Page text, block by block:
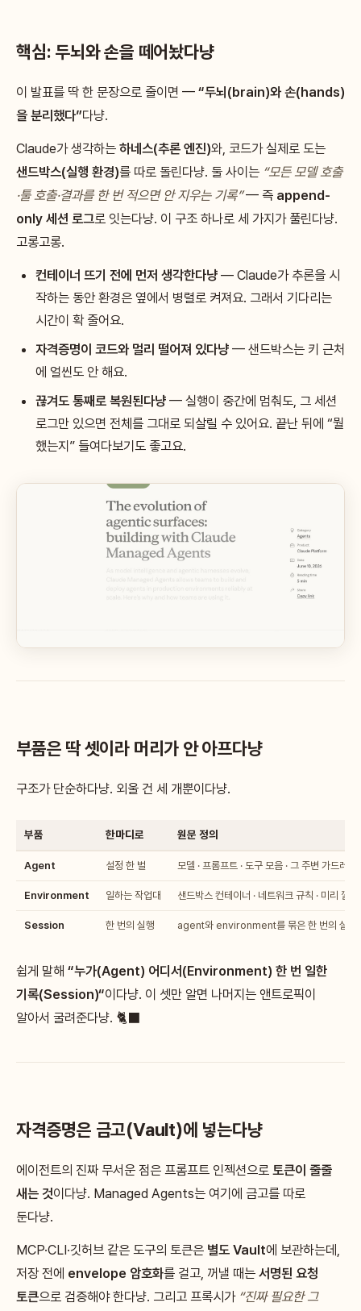
핵심: 두뇌와 손을 떼어놨다냥
이 발표를 딱 한 문장으로 줄이면 — “두뇌(brain)와 손(hands)
을 분리했다”다냥.
Claude가 생각하는 하네스(추론 엔진)와, 코드가 실제로 도는
샌드박스(실행 환경)를 따로 돌린다냥. 둘 사이는 “모든 모델 호출
·툴 호출·결과를 한 번 적으면 안 지우는 기록”— 즉 append-
only 세션 로그로 잇는다냥. 이 구조 하나로 세 가지가 풀린다냥.
고롱고롱.
컨테이너 뜨기 전에 먼저 생각한다냥 — Claude가 추론을 시
작하는 동안 환경은 옆에서 병렬로 켜져요. 그래서 기다리는
시간이 확 줄어요.
자격증명이 코드와 멀리 떨어져 있다냥 — 샌드박스는 키 근처
에 얼씬도 안 해요.
끊겨도 통째로 복원된다냥 — 실행이 중간에 멈춰도, 그 세션
로그만 있으면 전체를 그대로 되살릴 수 있어요. 끝난 뒤에 “뭘
했는지” 들여다보기도 좋고요.
부품은 딱 셋이라 머리가 안 아프다냥
구조가 단순하다냥. 외울 건 세 개뿐이다냥.
부품 한마디로 원문 정의
Agent 설정 한 벌 모델 · 프롬프트 · 도구 모음 · 그 주변 가드레일
Environment 일하는 작업대 샌드박스 컨테이너 · 네트워크 규칙 · 미리 깔
Session 한 번의 실행 agent와 environment를 묶은 한 번의 실행.
쉽게 말해 “누가(Agent) 어디서(Environment) 한 번 일한
기록(Session)“이다냥. 이 셋만 알면 나머지는 앤트로픽이
알아서 굴려준다냥. 🐈‍⬛
자격증명은 금고(Vault)에 넣는다냥
에이전트의 진짜 무서운 점은 프롬프트 인젝션으로 토큰이 줄줄
새는 것이다냥. Managed Agents는 여기에 금고를 따로
둔다냥.
MCP·CLI·깃허브 같은 도구의 토큰은 별도 Vault에 보관하는데,
저장 전에 envelope 암호화를 걸고, 꺼낼 때는 서명된 요청
토큰으로 검증해야 한다냥. 그리고 프록시가 “진짜 필요한 그